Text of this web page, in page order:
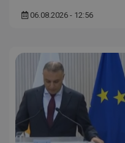
06.08.2026 - 12:56
ASP.NET_SessionId